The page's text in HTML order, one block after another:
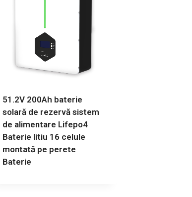
51.2V 200Ah baterie
solară de rezervă sistem
de alimentare Lifepo4
Baterie litiu 16 celule
montată pe perete
Baterie